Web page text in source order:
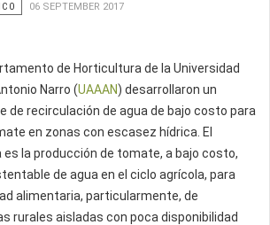
06 SEPTEMBER 2017
de Horticultura de la Universidad
Narro (UAAAN) desarrollaron un
recirculación de agua de bajo costo para
en zonas con escasez hídrica. El
la producción de tomate, a bajo costo,
de agua en el ciclo agrícola, para
alimentaria, particularmente, de
rurales aisladas con poca disponibilidad